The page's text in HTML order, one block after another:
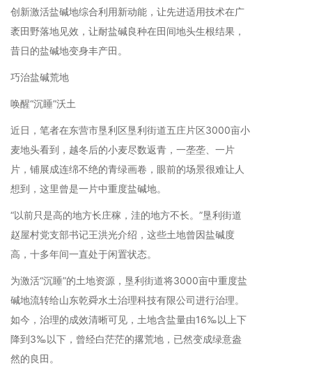
创新激活盐碱地综合利用新动能，让先进适用技术在广
袤田野落地见效，让耐盐碱良种在田间地头生根结果，
昔日的盐碱地变身丰产田。
巧治盐碱荒地
唤醒“沉睡”沃土
近日，笔者在东营市垦利区垦利街道五庄片区3000亩小
麦地头看到，越冬后的小麦尽数返青，一垄垄、一片
片，铺展成连绵不绝的青绿画卷，眼前的场景很难让人
想到，这里曾是一片中重度盐碱地。
“以前只是高的地方长庄稼，洼的地方不长。”垦利街道
赵屋村党支部书记王洪光介绍，这些土地曾因盐碱度
高，十多年间一直处于闲置状态。
为激活“沉睡”的土地资源，垦利街道将3000亩中重度盐
碱地流转给山东乾舜水土治理科技有限公司进行治理。
如今，治理的成效清晰可见，土地含盐量由16‰以上下
降到3‰以下，曾经白茫茫的撂荒地，已然变成绿意盎
然的良田。